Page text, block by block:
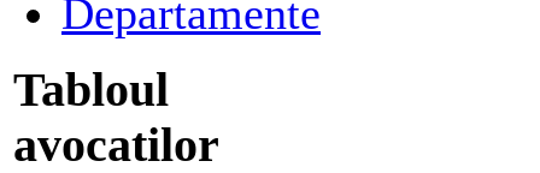
Departamente
Tabloul
avocatilor